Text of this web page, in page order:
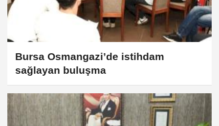
Bursa Osmangazi’de istihdam
sağlayan buluşma